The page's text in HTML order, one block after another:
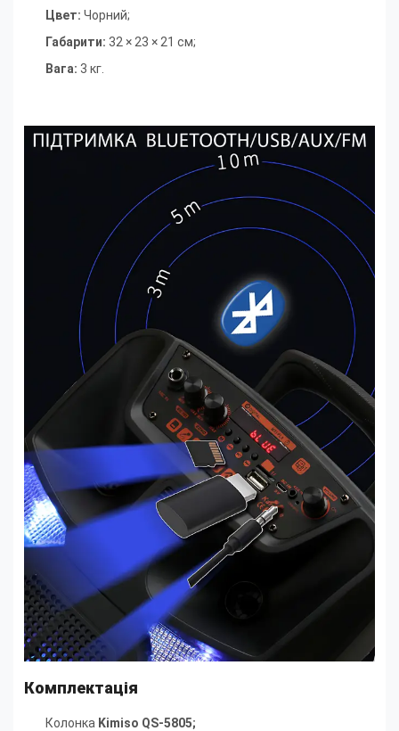
Цвет: Чорний;
Габарити: 32 × 23 × 21 см;
Вага: 3 кг.
Комплектація
Колонка Kimiso QS-5805;